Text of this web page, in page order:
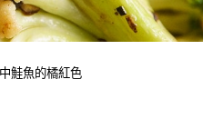
鮭魚的橘紅色